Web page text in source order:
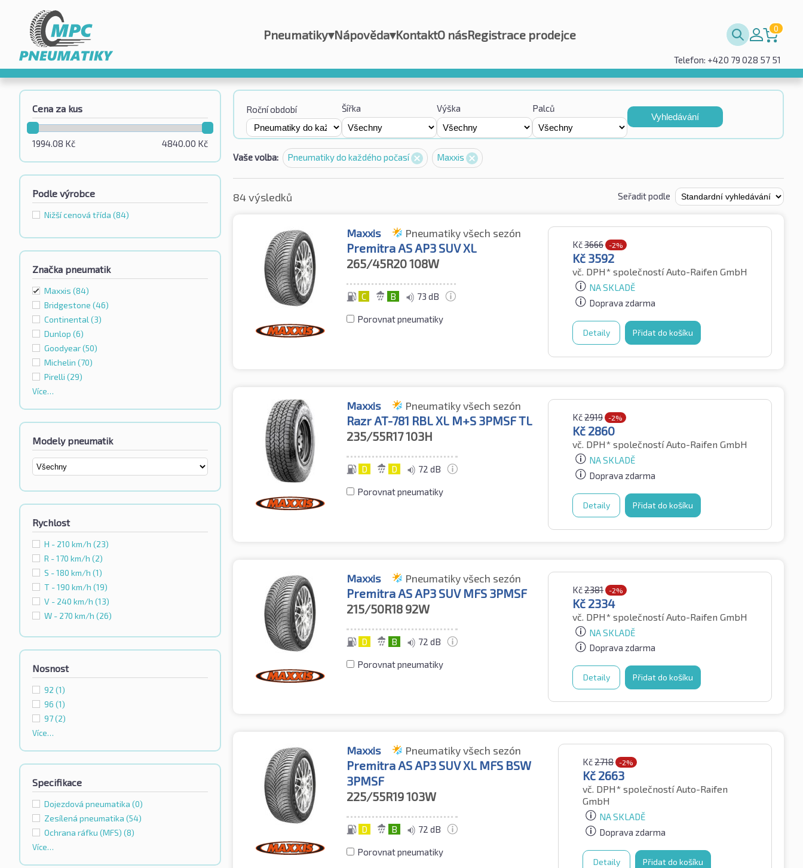
Pneumatiky▾Nápověda▾KontaktO násRegistrace prodejce 0
Telefon: +420 79 028 57 51
Cena za kus
4840.00 Kč
1994.08 Kč
Podle výrobce
Nižší cenová třída (84)
Značka pneumatik
Maxxis (84)
Bridgestone (46)
Continental (3)
Dunlop (6)
Goodyear(50)
Michelin (70)
Pirelli (29)
Více…
Modely pneumatik
Rychlost
H - 210 km/h (23)
R - 170 km/h (2)
S - 180 km/h (1)
T - 190 km/h (19)
V - 240 km/h (13)
W - 270 km/h (26)
Nosnost
92 (1)
96 (1)
97(2)
Více…
Specifikace
Dojezdová pneumatika (0)
Zesílená pneumatika (54)
Ochrana ráfku (MFS) (8)
Více…
Roční období Šířka Výška Palců
Vyhledávání
Vaše volba: Pneumatiky do každého počasí Maxxis
84 výsledků Seřadit podle
Maxxis Pneumatiky všech sezón
Premitra AS AP3 SUV XL
265/45R20108W
C B 73 dB
Porovnat pneumatiky
Kč3666 -2%
Kč 3592
vč. DPH* společností Auto-Raifen GmbH
NA SKLADĚ
Doprava zdarma
Detaily Přidat do košíku
Maxxis Pneumatiky všech sezón
Razr AT-781 RBL XL M+S 3PMSF TL
235/55R17103H
D D 72 dB
Porovnat pneumatiky
Kč2919 -2%
Kč 2860
vč. DPH* společností Auto-Raifen GmbH
NA SKLADĚ
Doprava zdarma
Detaily Přidat do košíku
Maxxis Pneumatiky všech sezón
Premitra AS AP3 SUV MFS 3PMSF
215/50R18 92W
D B 72 dB
Porovnat pneumatiky
Kč2381 -2%
Kč 2334
vč. DPH* společností Auto-Raifen GmbH
NA SKLADĚ
Doprava zdarma
Detaily Přidat do košíku
Maxxis Pneumatiky všech sezón
Premitra AS AP3 SUV XL MFS BSW
3PMSF
225/55R19103W
D B 72 dB
Porovnat pneumatiky
Kč2718 -2%
Kč 2663
vč. DPH*společností Auto-Raifen
GmbH
NA SKLADĚ
Doprava zdarma
Detaily Přidat do košíku